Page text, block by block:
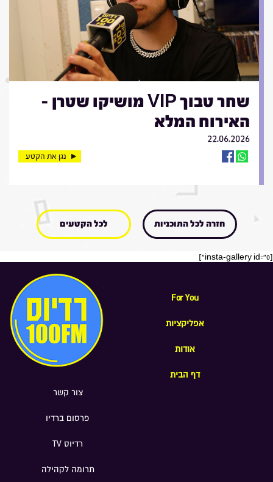
שחר טבוך VIP מושיקו שטרן -
האירוח המלא
22.06.2026
נגן את הקטע
חזרה לכל התוכניות לכל הקטעים
[insta-gallery id="0"]
For You
אפליקציות
אודות
דף הבית
צור קשר
פרסום ברדיו
רדיוס TV
תרומה לקהילה